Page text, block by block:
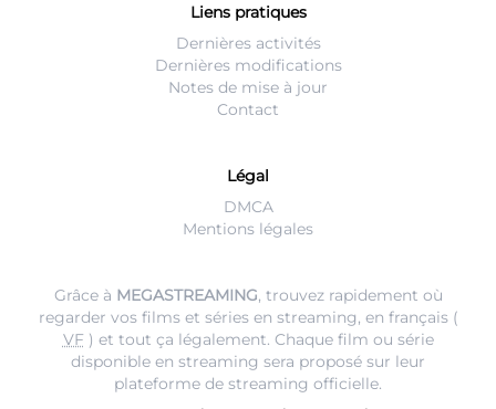
Liens pratiques
Dernières activités
Dernières modifications
Notes de mise à jour
Contact
Légal
DMCA
Mentions légales
Grâce à MEGASTREAMING, trouvez rapidement où
regarder vos films et séries en streaming, en français (
VF) et tout ça légalement. Chaque film ou série
disponible en streaming sera proposé sur leur
plateforme de streaming officielle.